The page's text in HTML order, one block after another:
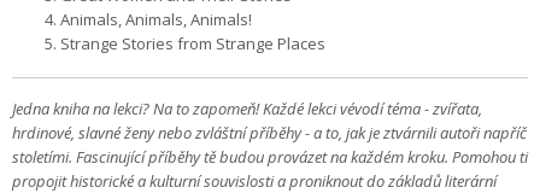
Animals, Animals, Animals!
Strange Stories from Strange Places
Jedna kniha na lekci? Na to zapomeň! Každé lekci vévodí téma - zvířata,
hrdinové, slavné ženy nebo zvláštní příběhy - a to, jak je ztvárnili autoři napříč
stoletími. Fascinující příběhy tě budou provázet na každém kroku. Pomohou ti
propojit historické a kulturní souvislosti a proniknout do základů literární